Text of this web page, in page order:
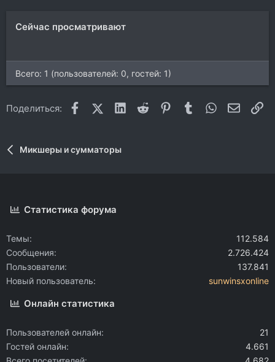
Сейчас просматривают
Всего: 1 (пользователей: 0, гостей: 1)
Поделиться: FacebookX (Twitter)
LinkedIn
Reddit Pinterest
Tumblr WhatsApp
Микшеры и сумматоры
Статистика форума
Темы
112.584
Сообщения
2.726.424
Пользователи
137.841
Новый пользователь
sunwinsxonline
Онлайн статистика
Пользователей онлайн
21
Гостей онлайн
4.661